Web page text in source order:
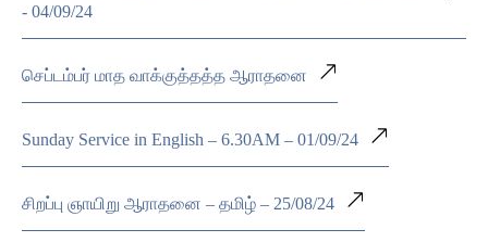
- 04/09/24
செப்டம்பர் மாத வாக்குத்தத்த ஆராதனை
Sunday Service in English – 6.30AM – 01/09/24
சிறப்பு ஞாயிறு ஆராதனை – தமிழ் – 25/08/24